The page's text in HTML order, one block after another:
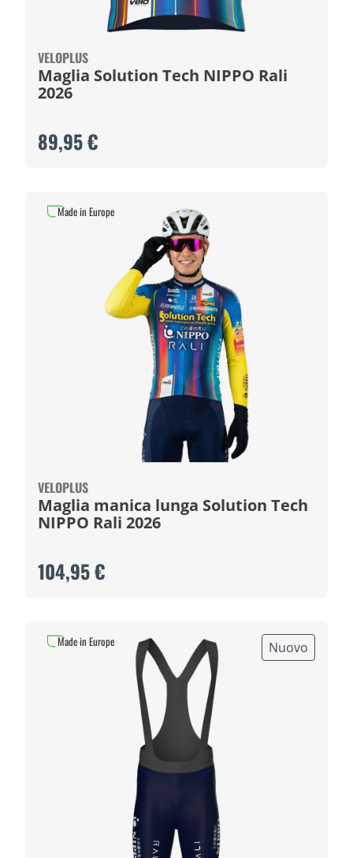
VELOPLUS
Maglia Solution Tech NIPPO Rali
2026
89,95 €
VELOPLUS
Maglia manica lunga Solution Tech
NIPPO Rali 2026
104,95 €
Made in Europe
Nuovo
Made in Europe